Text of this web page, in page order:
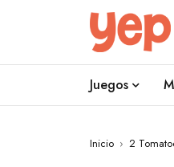
Juegos
Inicio › 2